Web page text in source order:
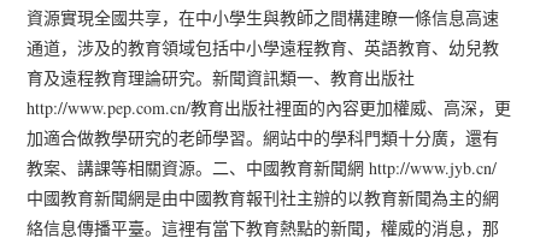
資源實現全國共享，在中小學生與教師之間構建瞭一條信息高速
通道，涉及的教育領域包括中小學遠程教育、英語教育、幼兒教
育及遠程教育理論研究。新聞資訊類一、教育出版社
http://www.pep.com.cn/教育出版社裡面的內容更加權威、高深，更
加適合做教學研究的老師學習。網站中的學科門類十分廣，還有
教案、講課等相關資源。二、中國教育新聞網 http://www.jyb.cn/
中國教育新聞網是由中國教育報刊社主辦的以教育新聞為主的網
絡信息傳播平臺。這裡有當下教育熱點的新聞，權威的消息，那